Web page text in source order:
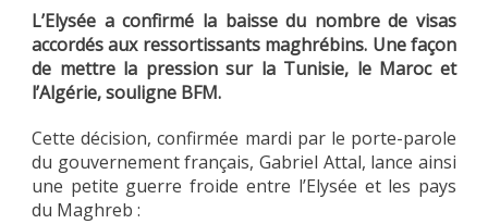
L’Elysée a confirmé la baisse du nombre de visas
accordés aux ressortissants maghrébins. Une façon
de mettre la pression sur la Tunisie, le Maroc et
l’Algérie, souligne BFM.
Cette décision, confirmée mardi par le porte-parole
du gouvernement français, Gabriel Attal, lance ainsi
une petite guerre froide entre l’Elysée et les pays
du Maghreb :